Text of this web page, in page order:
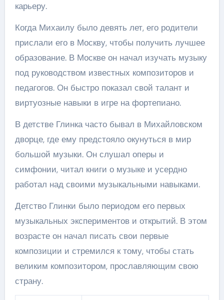
карьеру.
Когда Михаилу было девять лет, его родители
прислали его в Москву, чтобы получить лучшее
образование. В Москве он начал изучать музыку
под руководством известных композиторов и
педагогов. Он быстро показал свой талант и
виртуозные навыки в игре на фортепиано.
В детстве Глинка часто бывал в Михайловском
дворце, где ему предстояло окунуться в мир
большой музыки. Он слушал оперы и
симфонии, читал книги о музыке и усердно
работал над своими музыкальными навыками.
Детство Глинки было периодом его первых
музыкальных экспериментов и открытий. В этом
возрасте он начал писать свои первые
композиции и стремился к тому, чтобы стать
великим композитором, прославляющим свою
страну.